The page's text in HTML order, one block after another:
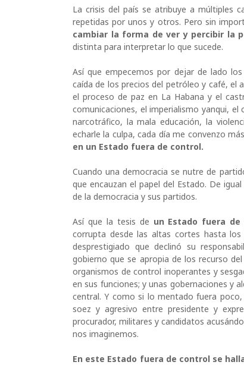
La crisis del país se atribuye a múltiples
repetidas por unos y otros. Pero sin
cambiar la forma de ver y percibir la
distinta para interpretar lo que sucede.
Así que empecemos por dejar de lado
caída de los precios del petróleo y café, el
el proceso de paz en La Habana y el
comunicaciones, el imperialismo yanqui,
narcotráfico, la mala educación, la
echarle la culpa, cada día me convenzo
en un Estado fuera de control.
Cuando una democracia se nutre de
que encauzan el papel del Estado. De
de la democracia y sus partidos.
Así que la tesis de un Estado fuera
corrupta desde las altas cortes hasta
desprestigiado que declinó su
gobierno que se apropia de los recurso
organismos de control inoperantes y
en sus funciones; y unas gobernaciones y
central. Y como si lo mentado fuera
soez y agresivo entre presidente y
procurador, militares y candidatos
nos imaginemos.
En este Estado fuera de control se